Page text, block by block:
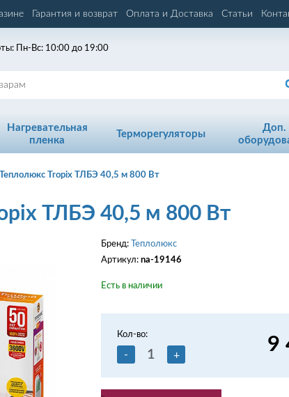
Гарантия и возврат Оплата и Доставка Статьи
Пн-Вс: 10:00 до 19:00
Нагревательная
пленка
Терморегуляторы
Доп.
Tropix ТЛБЭ 40,5 м 800 Вт
ТЛБЭ 40,5 м 800 Вт
Бренд:
Теплолюкс
Артикул: na-19146
Есть в наличии
Кол-во:
- + 9